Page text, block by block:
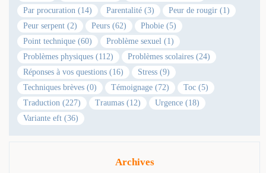
Par procuration (14)
Parentalité (3)
Peur de rougir (1)
Peur serpent (2)
Peurs (62)
Phobie (5)
Point technique (60)
Problème sexuel (1)
Problèmes physiques (112)
Problèmes scolaires (24)
Réponses à vos questions (16)
Stress (9)
Techniques brèves (0)
Témoignage (72)
Toc (5)
Traduction (227)
Traumas (12)
Urgence (18)
Variante eft (36)
Archives